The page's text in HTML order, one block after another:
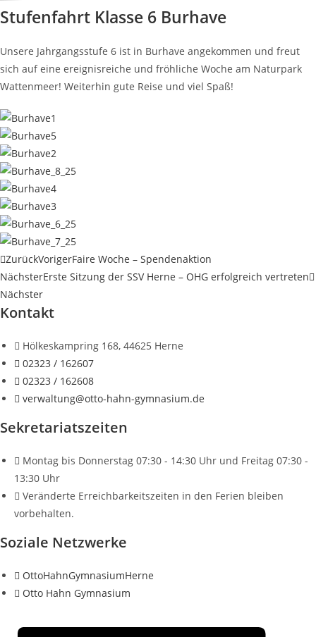
Stufenfahrt Klasse 6 Burhave
Unsere Jahrgangsstufe 6 ist in Burhave angekommen und freut
sich auf eine ereignisreiche und fröhliche Woche am Naturpark
Wattenmeer! Weiterhin gute Reise und viel Spaß!
ZurückVorigerFaire Woche – Spendenaktion
NächsterErste Sitzung der SSV Herne – OHG erfolgreich vertreten
Nächster
Kontakt
Hölkeskampring 168, 44625 Herne
02323 / 162607
02323 / 162608
verwaltung@otto-hahn-gymnasium.de
Sekretariatszeiten
Montag bis Donnerstag 07:30 - 14:30 Uhr und Freitag 07:30 -
13:30 Uhr
Veränderte Erreichbarkeitszeiten in den Ferien bleiben
vorbehalten.
Soziale Netzwerke
OttoHahnGymnasiumHerne
Otto Hahn Gymnasium